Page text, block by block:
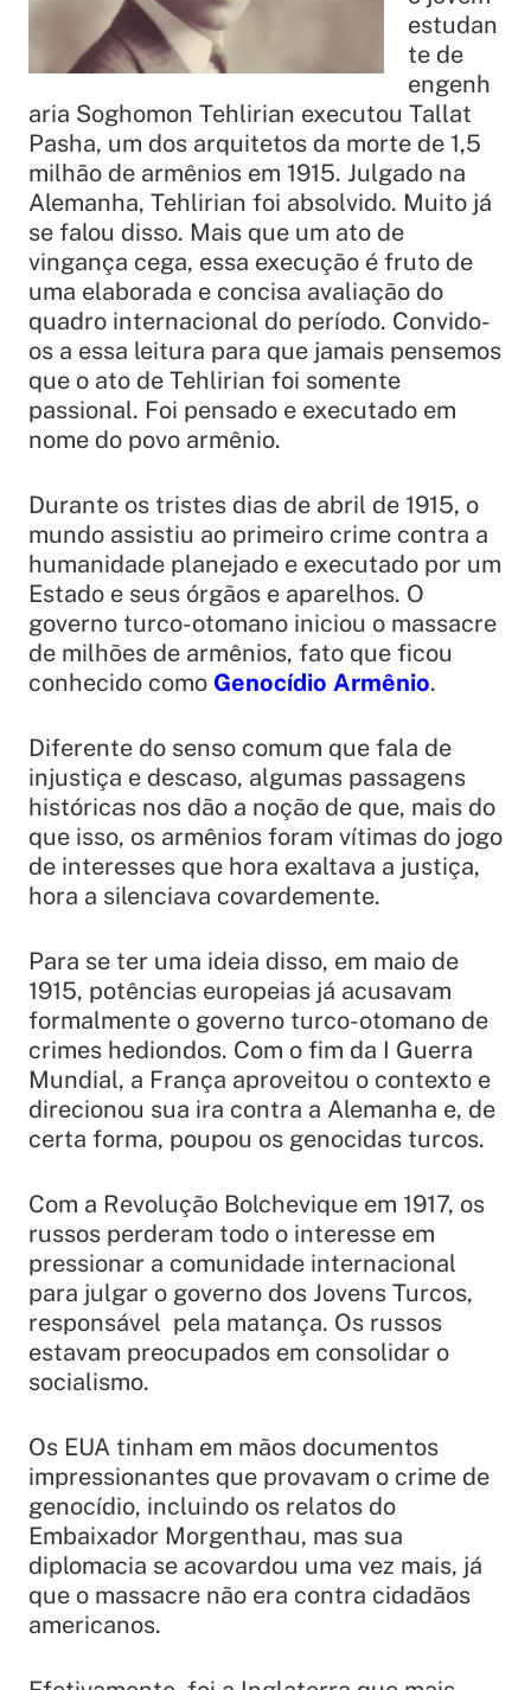
estudan
te de
engenh
aria Soghomon Tehlirian executou Tallat
Pasha, um dos arquitetos da morte de 1,5
milhão de armênios em 1915. Julgado na
Alemanha, Tehlirian foi absolvido. Muito já
se falou disso. Mais que um ato de
vingança cega, essa execução é fruto de
uma elaborada e concisa avaliação do
quadro internacional do período. Convido-
os a essa leitura para que jamais pensemos
que o ato de Tehlirian foi somente
passional. Foi pensado e executado em
nome do povo armênio.
Durante os tristes dias de abril de 1915, o
mundo assistiu ao primeiro crime contra a
humanidade planejado e executado por um
Estado e seus órgãos e aparelhos. O
governo turco-otomano iniciou o massacre
de milhões de armênios, fato que ficou
conhecido como Genocídio Armênio.
Diferente do senso comum que fala de
injustiça e descaso, algumas passagens
históricas nos dão a noção de que, mais do
que isso, os armênios foram vítimas do jogo
de interesses que hora exaltava a justiça,
hora a silenciava covardemente.
Para se ter uma ideia disso, em maio de
1915, potências europeias já acusavam
formalmente o governo turco-otomano de
crimes hediondos. Com o fim da I Guerra
Mundial, a França aproveitou o contexto e
direcionou sua ira contra a Alemanha e, de
certa forma, poupou os genocidas turcos.
Com a Revolução Bolchevique em 1917, os
russos perderam todo o interesse em
pressionar a comunidade internacional
para julgar o governo dos Jovens Turcos,
responsável pela matança. Os russos
estavam preocupados em consolidar o
socialismo.
Os EUA tinham em mãos documentos
impressionantes que provavam o crime de
genocídio, incluindo os relatos do
Embaixador Morgenthau, mas sua
diplomacia se acovardou uma vez mais, já
que o massacre não era contra cidadãos
americanos.